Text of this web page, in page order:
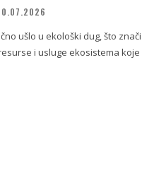
ušlo u ekološki dug, što znači
i usluge ekosistema koje